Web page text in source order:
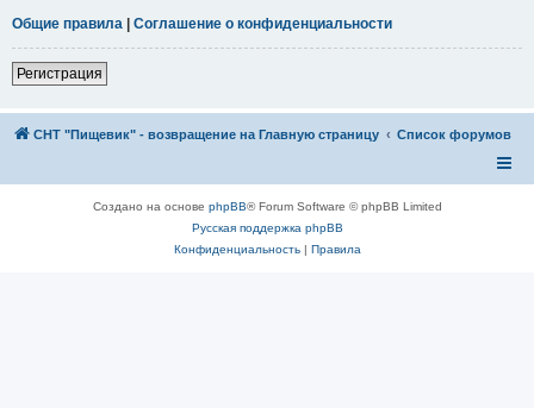
Общие правила | Соглашение о конфиденциальности
Регистрация
СНТ "Пищевик" - возвращение на Главную страницу Список форумов
Создано на основе phpBB® Forum Software © phpBB Limited
Русская поддержка phpBB
Конфиденциальность| Правила